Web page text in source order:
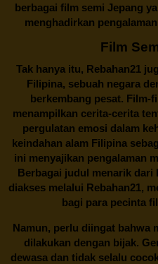
berbagai film semi Jepang
menghadirkan
Film
Tak hanya itu, Rebahan21
Filipina, sebuah negara
berkembang pesat. Film-
menampilkan cerita-cerita
pergulatan emosi dalam
keindahan alam Filipina
ini menyajikan pengalaman
Berbagai judul menarik dari
diakses melalui Rebahan21,
bagi para pecinta
Namun, perlu diingat bahwa
dilakukan dengan bijak.
dewasa dan tidak selalu